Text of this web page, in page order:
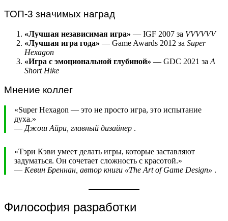
ТОП-3 значимых наград
«Лучшая независимая игра» — IGF 2007 за VVVVVV
«Лучшая игра года» — Game Awards 2012 за Super
Hexagon
«Игра с эмоциональной глубиной» — GDC 2021 за A
Short Hike
Мнение коллег
«Super Hexagon — это не просто игра, это испытание
духа.»
— Джош Айри, главный дизайнер .
«Тэри Кэви умеет делать игры, которые заставляют
задуматься. Он сочетает сложность с красотой.»
— Кевин Бреннан, автор книги «The Art of Game Design» .
Философия разработки